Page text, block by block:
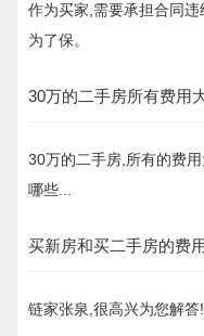
作为买家,需要承担合同
为了保。
30万的二手房所有费用
30万的二手房,所有的费
哪些...
买新房和买二手房的费
链家张泉,很高兴为您解